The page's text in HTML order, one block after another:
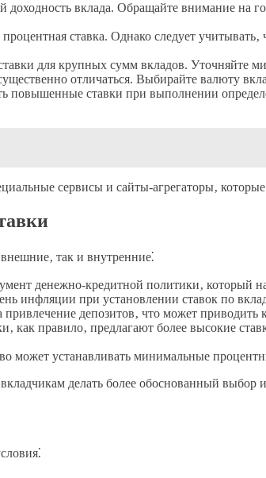
доходность вклада. Обращайте внимание на
ставка. Однако следует
для крупных сумм вкладов.
отличаться. Выбирайте валюту
повышенные ставки при выполнении
сервисы и сайты-агрегаторы‚
так и внутренние⁚
денежно-кредитной политики‚ который
инфляции при установлении ставок по
привлечение депозитов‚ что может
как правило‚ предлагают более высокие
может устанавливать минимальные
делать более обоснованный